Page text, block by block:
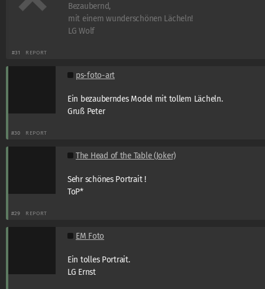
Bezaubernd,
mit einem wunderschönen Lächeln!
LG Wolf
#31 REPORT
ps-foto-art
Ein bezauberndes Model mit tollem Lächeln.
Gruß Peter
#30 REPORT
The Head of the Table (Joker)
Sehr schönes Portrait !
ToP*
#29 REPORT
EM Foto
Ein tolles Portrait.
LG Ernst